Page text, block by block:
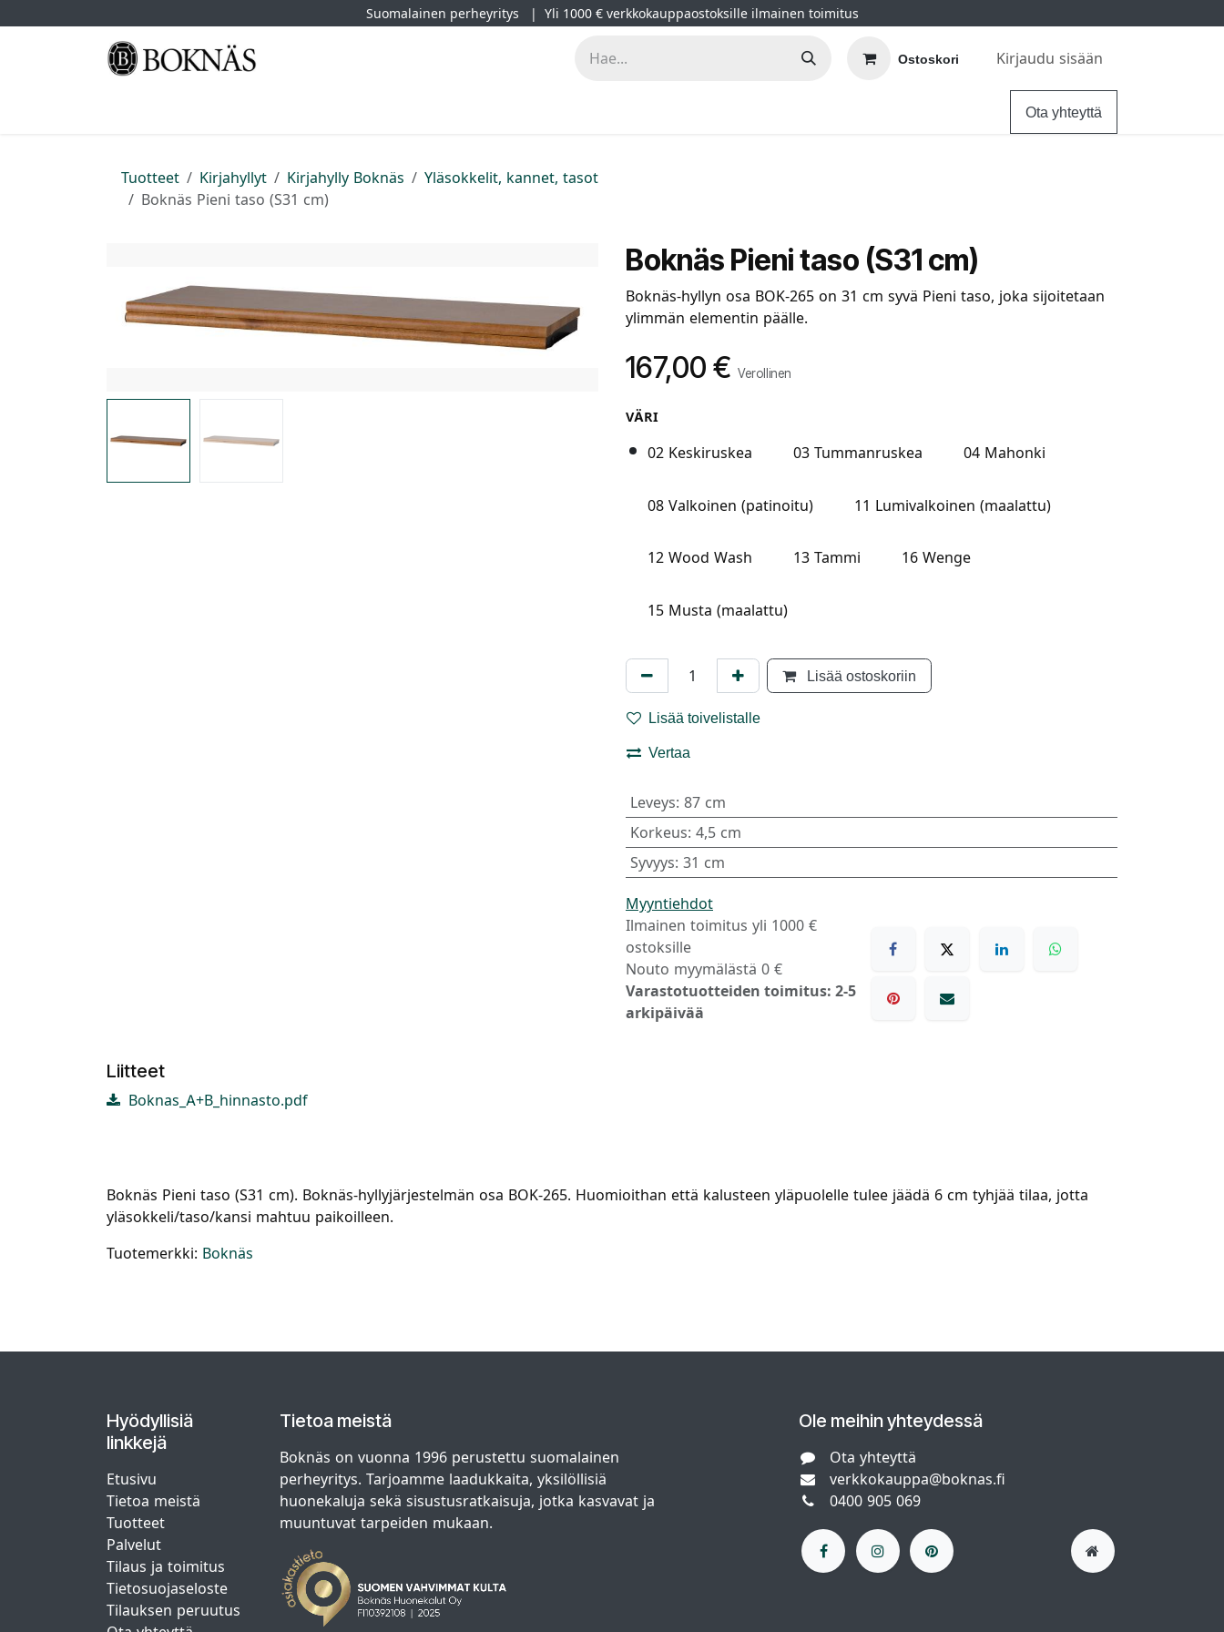
Suomalainen perheyritys | Yli 1000 € verkkokauppaostoksille ilmainen toimitus
Ostoskori Kirjaudu sisään
Ota yhteyttä
Tuotteet Kirjahyllyt Kirjahylly Boknäs
Yläsokkelit, kannet, tasot
Boknäs Pieni taso (S31 cm)
Boknäs Pieni taso (S31 cm)
Boknäs-hyllyn osa BOK-265 on 31 cm syvä Pieni taso, joka sijoitetaan
ylimmän elementin päälle.
167,00 € Verollinen
VÄRI
02 Keskiruskea 03 Tummanruskea 04 Mahonki
08 Valkoinen (patinoitu) 11 Lumivalkoinen (maalattu)
12 Wood Wash 13 Tammi 16 Wenge
15 Musta (maalattu)
Lisää ostoskoriin
Lisää toivelistalle
Vertaa
Leveys: 87 cm
Korkeus: 4,5 cm
Syvyys: 31 cm
Myyntiehdot
Ilmainen toimitus yli 1000 €
ostoksille
Nouto myymälästä 0 €
Varastotuotteiden toimitus: 2-5
arkipäivää
Liitteet
Boknas_A+B_hinnasto.pdf
Boknäs Pieni taso (S31 cm). Boknäs-hyllyjärjestelmän osa BOK-265. Huomioithan että kalusteen yläpuolelle tulee jäädä 6 cm tyhjää tilaa, jotta
yläsokkeli/taso/kansi mahtuu paikoilleen.
Tuotemerkki: Boknäs
Hyödyllisiä
linkkejä
Etusivu
Tietoa meistä
Tuotteet
Palvelut
Tilaus ja toimitus
Tietosuojaseloste
Tilauksen peruutus
Tietoa meistä
Boknäs on vuonna 1996 perustettu suomalainen
perheyritys. Tarjoamme laadukkaita, yksilöllisiä
huonekaluja sekä sisustusratkaisuja, jotka kasvavat ja
muuntuvat tarpeiden mukaan.
Ole meihin yhteydessä
Ota yhteyttä
verkkokauppa@boknas.fi
0400 905 069